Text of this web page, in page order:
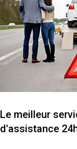
Le meilleur
d'assistance